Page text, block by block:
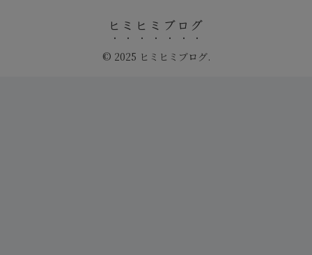
ヒミヒミブログ
© 2025 ヒミヒミブログ.